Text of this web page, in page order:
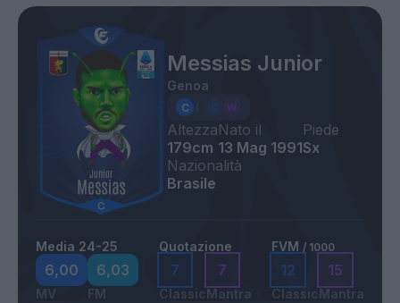
Messias Junior
Genoa
Altezza
179cm
Nato il
13 Mag 1991
Piede
Sx
Nazionalità
Brasile
Media 24-25
6,00
MV
6,03
FM
Quotazione
7
Classic
7
Mantra
FVM / 1000
12
Classic
15
Mantra